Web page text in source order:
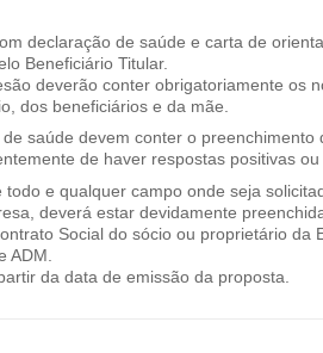
declaração de saúde e carta de
Beneficiário Titular.
deverão conter obrigatoriamente os
dos beneficiários e da mãe.
saúde devem conter o preenchimento
de haver respostas positivas ou
todo e qualquer campo onde seja
deverá estar devidamente
Social do sócio ou proprietário da
ADM.
da data de emissão da proposta.